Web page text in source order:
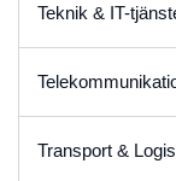
Teknik & IT-
Transport &